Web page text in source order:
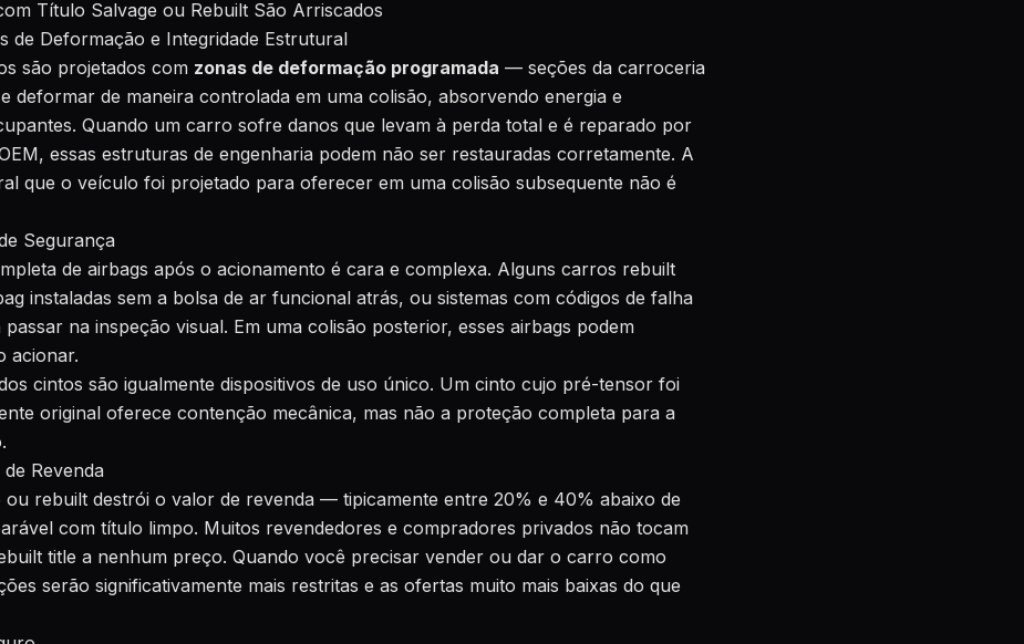
Título Salvage ou Rebuilt São Arriscados
de Deformação e Integridade Estrutural
são projetados com zonas de deformação programada — seções da carroceria
deformar de maneira controlada em uma colisão, absorvendo energia e
Quando um carro sofre danos que levam à perda total e é reparado por
essas estruturas de engenharia podem não ser restauradas corretamente. A
que o veículo foi projetado para oferecer em uma colisão subsequente não é
Segurança
de airbags após o acionamento é cara e complexa. Alguns carros rebuilt
instaladas sem a bolsa de ar funcional atrás, ou sistemas com códigos de falha
na inspeção visual. Em uma colisão posterior, esses airbags podem
acionar.
cintos são igualmente dispositivos de uso único. Um cinto cujo pré-tensor foi
original oferece contenção mecânica, mas não a proteção completa para a
Revenda
ou rebuilt destrói o valor de revenda — tipicamente entre 20% e 40% abaixo de
com título limpo. Muitos revendedores e compradores privados não tocam
title a nenhum preço. Quando você precisar vender ou dar o carro como
serão significativamente mais restritas e as ofertas muito mais baixas do que